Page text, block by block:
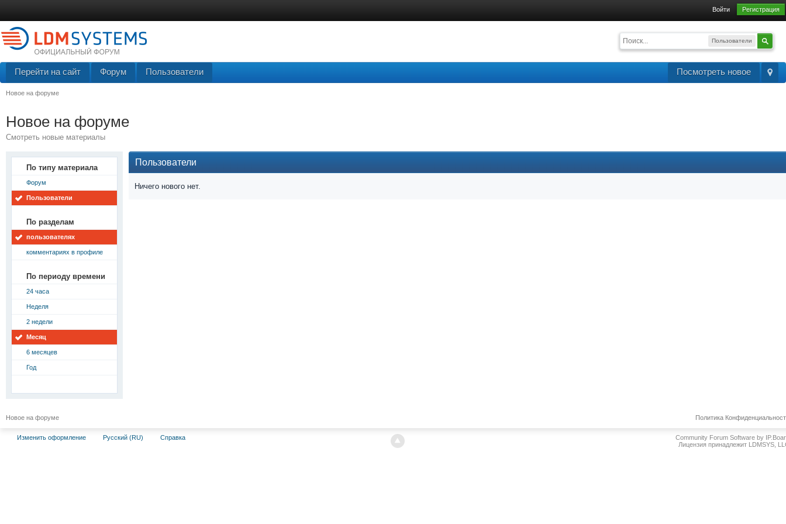
Войти Регистрация
Пользователи
Посмотреть новое
Перейти на сайт Форум Пользователи
Новое на форуме
Новое на форуме
Смотреть новые материалы
По типу материала
Форум
Пользователи
По разделам
пользователях
комментариях в профиле
По периоду времени
24 часа
Неделя
2 недели
Месяц
6 месяцев
Год
Пользователи
Ничего нового нет.
Новое на форуме Политика
Изменить оформление Русский (RU) Справка
Community Forum Software by
Лицензия принадлежит LDMSYS,